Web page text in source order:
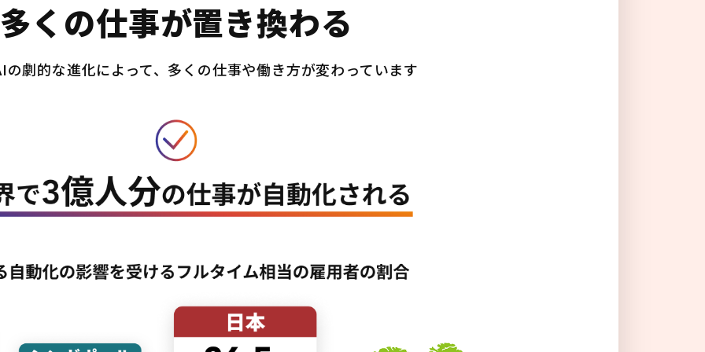
多くの仕事が置き換わる
の劇的な進化によって、多くの仕事や働き方が変わっています